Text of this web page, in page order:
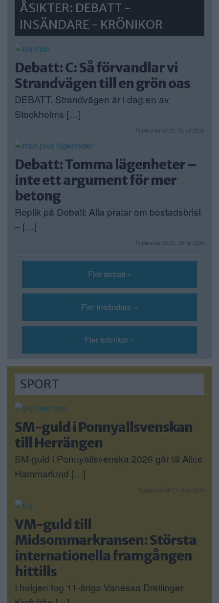
ÅSIKTER: DEBATT -
INSÄNDARE - KRÖNIKOR
Debatt: C: Så förvandlar vi
Strandvägen till en grön oas
DEBATT. Strandvägen är i dag en av
Stockholms […]
Publicerad 07:01, 31 juli 2026
Debatt: Tomma lägenheter –
inte ett argument för mer
betong
Replik på Debatt: Alla pratar om bostadsbrist
– […]
Publicerad 10:21, 29 juli 2026
Fler debatt »
Fler insändare »
Fler krönikor »
SPORT
SM-guld i Ponnyallsvenskan
till Herrängen
SM-guld i Ponnyallsvenska 2026 går till Alice
Hammarlund […]
Publicerad 08:17, 9 juli 2026
VM-guld till
Midsommarkransen: Största
internationella framgången
hittills
I helgen tog 11-åriga Vanessa Dreilinger